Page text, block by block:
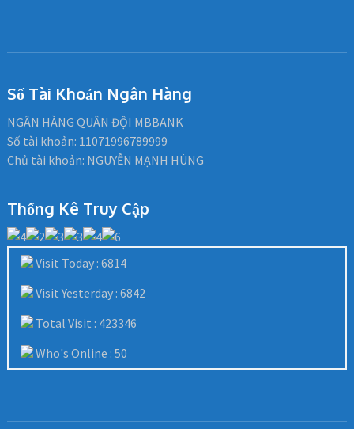
Số Tài Khoản Ngân Hàng
NGÂN HÀNG QUÂN ĐỘI MBBANK
Số tài khoản: 11071996789999
Chủ tài khoản: NGUYỄN MẠNH HÙNG
Thống Kê Truy Cập
Visit Today : 6814
Visit Yesterday : 6842
Total Visit : 423346
Who's Online : 50